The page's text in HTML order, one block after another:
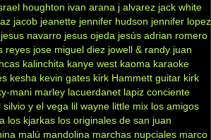
houghton ivan arana j alvarez jack white
jacob jeanette jennifer hudson jennifer lopez
jesus navarro jesus ojeda jesús adrian romero
reyes jose miguel diez jowell & randy juan
kalinchita kanye west kaoma karaoke
kesha kevin gates kirk Hammett guitar kirk
mani marley lacuerdanet lapiz conciente
silvio y el vega lil wayne little mix los amigos
los kjarkas los originales de san juan
malú mandolina marchas nupciales marco